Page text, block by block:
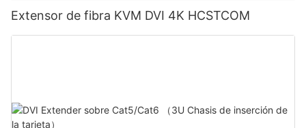
Extensor de fibra KVM DVI 4K HCSTCOM